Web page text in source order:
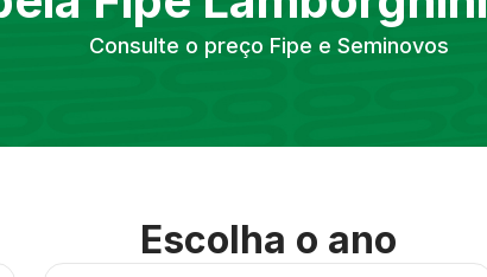
Consulte o preço Fipe e Seminovos
Escolha o ano